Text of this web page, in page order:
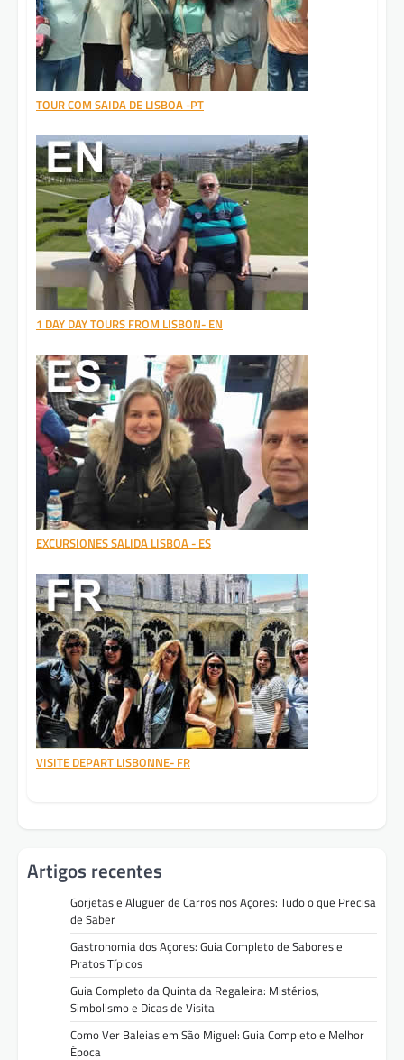
TOUR COM SAIDA DE LISBOA -PT
1 DAY DAY TOURS FROM LISBON- EN
EXCURSIONES SALIDA LISBOA - ES
VISITE DEPART LISBONNE- FR
Artigos recentes
Gorjetas e Aluguer de Carros nos Açores: Tudo o que Precisa
de Saber
Gastronomia dos Açores: Guia Completo de Sabores e
Pratos Típicos
Guia Completo da Quinta da Regaleira: Mistérios,
Simbolismo e Dicas de Visita
Como Ver Baleias em São Miguel: Guia Completo e Melhor
Época